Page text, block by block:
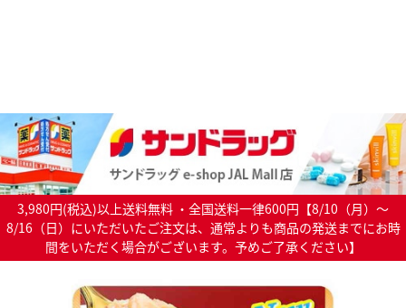
3,980円(税込)以上送料無料 ・全国送料一律600円【8/10（月）～
8/16（日）にいただいたご注文は、通常よりも商品の発送までにお時
間をいただく場合がございます。予めご了承ください】